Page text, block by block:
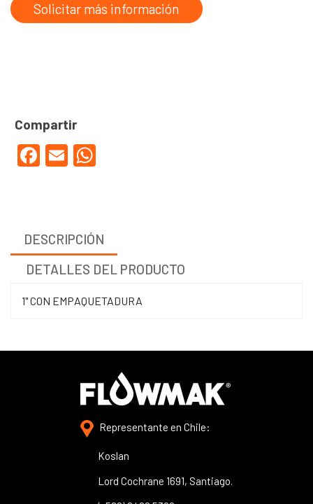
Solicitar más información
DESCRIPCIÓN
DETALLES DEL PRODUCTO
1" CON EMPAQUETADURA
Representante en Chile:
Koslan
Lord Cochrane 1691, Santiago.